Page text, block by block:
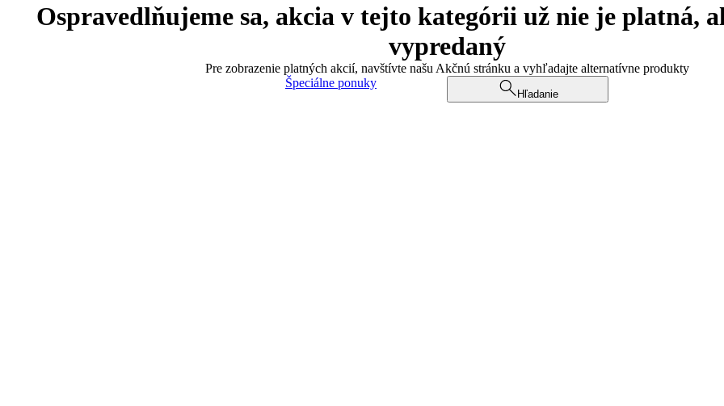
Ospravedlňujeme sa, akcia v tejto kategórii už nie je platná,
vypredaný
Pre zobrazenie platných akcií, navštívte našu Akčnú stránku a vyhľadajte alternatívne produkty
Špeciálne ponuky
Hľadanie